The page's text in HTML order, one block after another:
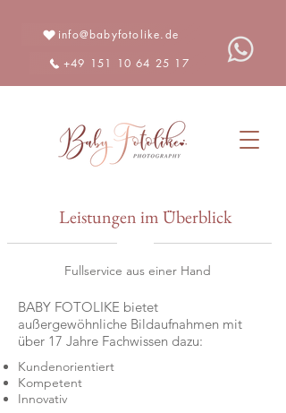
info@babyfotolike.de
+49 151 10 64 25 17
Leistungen im Überblick
Fullservice aus einer Hand
BABY FOTOLIKE bietet
außergewöhnliche Bildaufnahmen mit
über 17 Jahre Fachwissen dazu:
Kundenorientiert
Kompetent
Innovativ